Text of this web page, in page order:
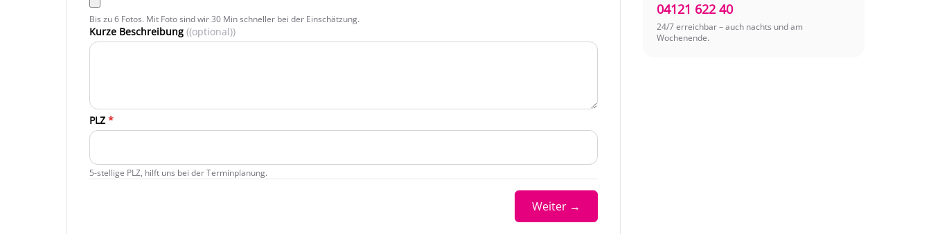
Bis zu 6 Fotos. Mit Foto sind wir 30 Min schneller bei der Einschätzung.
Kurze Beschreibung ((optional))
PLZ *
5-stellige PLZ, hilft uns bei der Terminplanung.
Weiter →
04121 622 40
24/7 erreichbar – auch nachts und am
Wochenende.